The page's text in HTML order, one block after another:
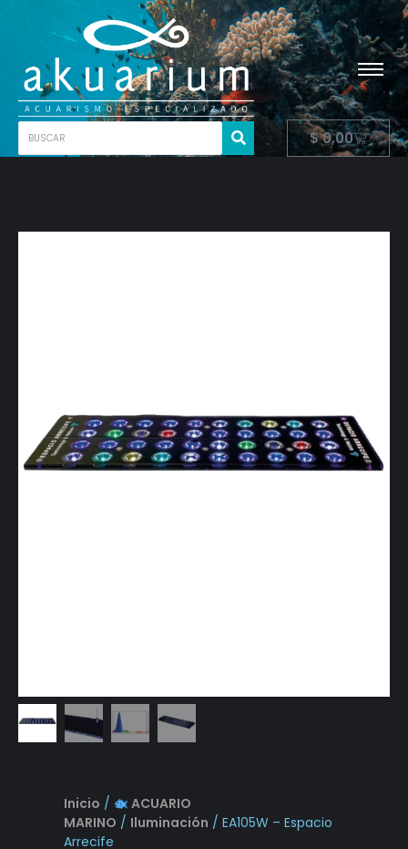
$0,00
Inicio /
ACUARIO
MARINO / Iluminación / EA105W – Espacio
Arrecife